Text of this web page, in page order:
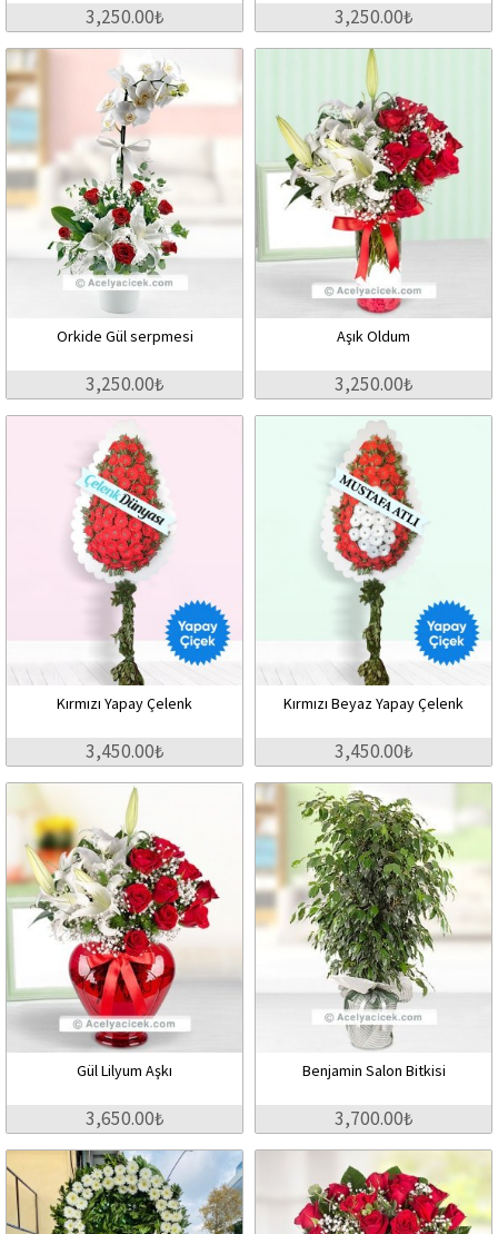
3,250.00₺ 3,250.00₺
Orkide Gül serpmesi
3,250.00₺
Aşık Oldum
3,250.00₺
Kırmızı Yapay Çelenk
3,450.00₺
Kırmızı Beyaz Yapay Çelenk
3,450.00₺
Gül Lilyum Aşkı
3,650.00₺
Benjamin Salon Bitkisi
3,700.00₺